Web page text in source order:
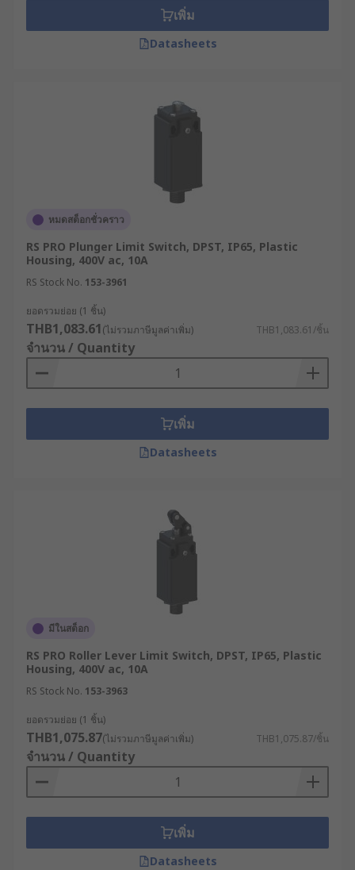
ของชุดหน้าสัมผัสทางไฟฟ้า กลไกการทำงานภายใน
โดยทั่วไปจะมีให้เลือกใช้งานทั้งแบบสปริงดึงกลับ
(Spring-return) และแบบค้างตำแหน่ง (Maintained-
ให้สอดคล้องกับระยะห่างในการติดตั้งหน้างานได้
ตัวกระตุ้นแบบปุ่มกด
สำหรับการติดตั้งในเครื่องจักรที่มีการควบคุมระยะสั้น
หรือไม่สามารถติดตั้งแบบก้านโยกได้ เนื่องจากตัว
กระตุ้นประเภทนี้ ใช้พื้นที่ในการติดตั้งน้อย อีกทั้งยัง
เหมาะสำหรับการใช้งานที่ต้องการความแม่นยำ และ
ควบคุมการเคลื่อนที่ของเครื่องจักรได้อย่างละเอียดด้วย
Cat Whisker หรือ Coil Spring (แบบสปริง
ขด)
Cat Whisker
เป็นประเภทตัวกระตุ้นในลิมิตสวิทช์ที่
กระทำต่อสปริง สปริงจะบีบตัวและส่งผลให้แกนกลาง
หมุนไปทำหน้าที่เปิดหรือปิดวงจรไฟฟ้า สามารถ
ประยุกต์ใช้งานได้ในหลากหลายรูปแบบ เช่น ใช้
Forked (แบบแยกง่าม)
มากระทำหรือมีวัตถุมาสัมผัส แขนโลหะจะงอ ทำให้
แกนกลางหมุนแขนอีกข้างหนึ่งไปทำหน้าที่เปิดหรือปิด
แรงกระแทกได้ดี ใช้งานได้หลากหลายประเภท และ
รองรับการใช้งานกับชิ้นส่วนสองชิ้นด้วย
วิธีการเลือกใช้งานลิมิตสวิทช์
หรือลิมิตเซ็นเซอร์ให้เหมาะ
สม
เพื่อให้การทำงานของลิมิตเซ็นเซอร์มีความเสถียรและ
ปลอดภัย ควรพิจารณาปัจจัยหลักดังต่อไปนี้
เพิ่ม
Datasheets
หมดสต็อกชั่วคราว
RS PRO Plunger Limit Switch, DPST, IP65, Plastic
Housing, 400V ac, 10A
RS Stock No. 153-3961
ยอดรวมย่อย (1 ชิ้น)
THB1,083.61(ไม่รวมภาษีมูลค่าเพิ่ม) THB1,083.61/ชิ้น
จำนวน / Quantity
เพิ่ม
Datasheets
มีในสต็อก
RS PRO Roller Lever Limit Switch, DPST, IP65, Plastic
Housing, 400V ac, 10A
RS Stock No. 153-3963
ยอดรวมย่อย (1 ชิ้น)
THB1,075.87(ไม่รวมภาษีมูลค่าเพิ่ม) THB1,075.87/ชิ้น
จำนวน / Quantity
เพิ่ม
Datasheets